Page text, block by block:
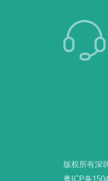
版权所有深
粤ICP备